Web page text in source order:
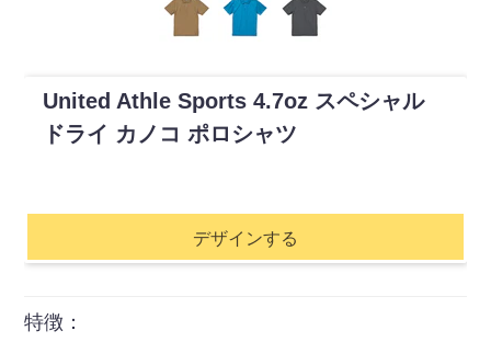
United Athle Sports 4.7oz スペシャル
ドライ カノコ ポロシャツ
デザインする
特徴：